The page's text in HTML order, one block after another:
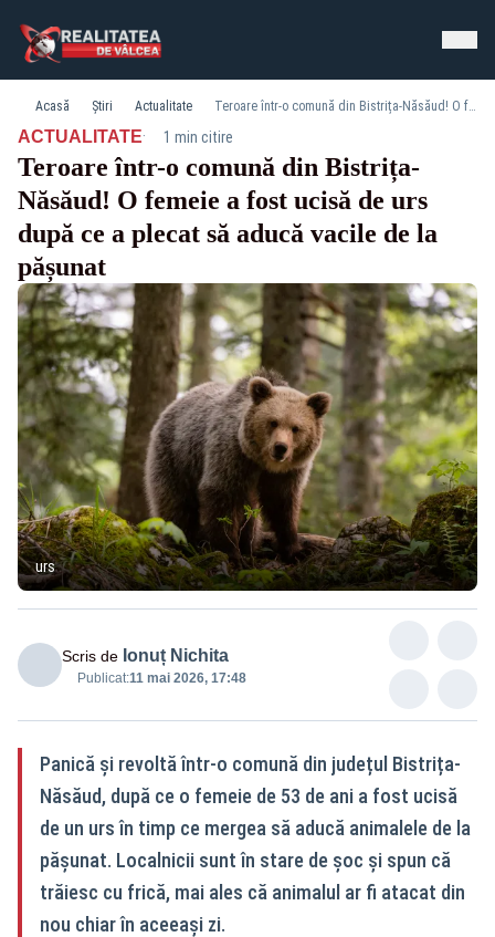
Acasă Știri Actualitate Teroare într-o comună din Bistrița-Năsăud! O femeie a fost ucisă de urs după ce a plecat să aducă vacile de la pășunat
ACTUALITATE· 1 min citire
Teroare într-o comună din Bistrița-
Năsăud! O femeie a fost ucisă de urs
după ce a plecat să aducă vacile de la
pășunat
urs
Scris de Ionuț Nichita
Publicat:11 mai 2026, 17:48
Panică și revoltă într-o comună din județul Bistrița-
Năsăud, după ce o femeie de 53 de ani a fost ucisă
de un urs în timp ce mergea să aducă animalele de la
pășunat. Localnicii sunt în stare de șoc și spun că
trăiesc cu frică, mai ales că animalul ar fi atacat din
nou chiar în aceeași zi.